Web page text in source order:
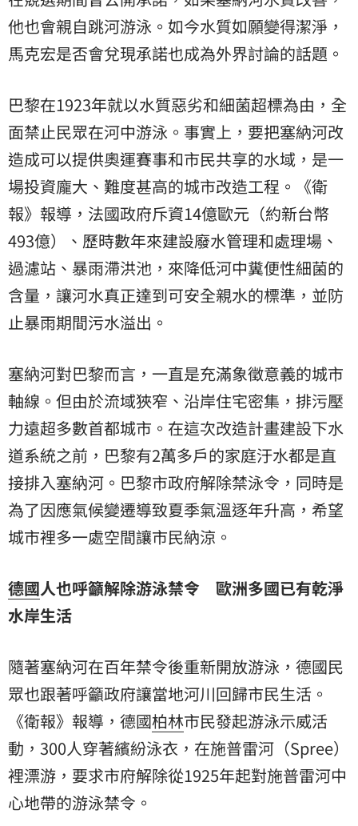
他也會親自跳河游泳。如今水質如願變得潔淨，
馬克宏是否會兌現承諾也成為外界討論的話題。
巴黎在1923年就以水質惡劣和細菌超標為由，全
面禁止民眾在河中游泳。事實上，要把塞納河改
造成可以提供奧運賽事和市民共享的水域，是一
場投資龐大、難度甚高的城市改造工程。《衛
報》報導，法國政府斥資14億歐元（約新台幣
493億）、歷時數年來建設廢水管理和處理場、
過濾站、暴雨滯洪池，來降低河中糞便性細菌的
含量，讓河水真正達到可安全親水的標準，並防
止暴雨期間污水溢出。
塞納河對巴黎而言，一直是充滿象徵意義的城市
軸線。但由於流域狹窄、沿岸住宅密集，排污壓
力遠超多數首都城市。在這次改造計畫建設下水
道系統之前，巴黎有2萬多戶的家庭汙水都是直
接排入塞納河。巴黎市政府解除禁泳令，同時是
為了因應氣候變遷導致夏季氣溫逐年升高，希望
城市裡多一處空間讓市民納涼。
德國人也呼籲解除游泳禁令 歐洲多國已有乾淨
水岸生活
隨著塞納河在百年禁令後重新開放游泳，德國民
眾也跟著呼籲政府讓當地河川回歸市民生活。
《衛報》報導，德國柏林市民發起游泳示威活
動，300人穿著繽紛泳衣，在施普雷河（Spree）
裡漂游，要求市府解除從1925年起對施普雷河中
心地帶的游泳禁令。